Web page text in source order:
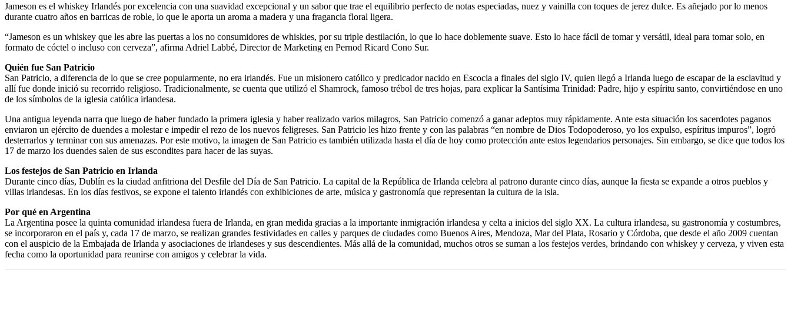
Jameson es el whiskey Irlandés por excelencia con una suavidad excepcional y un sabor que trae el equilibrio perfecto de notas especiadas, nuez y vainilla con toques de jerez dulce. Es añejado por lo menos
durante cuatro años en barricas de roble, lo que le aporta un aroma a madera y una fragancia floral ligera.
“Jameson es un whiskey que les abre las puertas a los no consumidores de whiskies, por su triple destilación, lo que lo hace doblemente suave. Esto lo hace fácil de tomar y versátil, ideal para tomar solo, en
formato de cóctel o incluso con cerveza”, afirma Adriel Labbé, Director de Marketing en Pernod Ricard Cono Sur.
Quién fue San Patricio
San Patricio, a diferencia de lo que se cree popularmente, no era irlandés. Fue un misionero católico y predicador nacido en Escocia a finales del siglo IV, quien llegó a Irlanda luego de escapar de la esclavitud y
allí fue donde inició su recorrido religioso. Tradicionalmente, se cuenta que utilizó el Shamrock, famoso trébol de tres hojas, para explicar la Santísima Trinidad: Padre, hijo y espíritu santo, convirtiéndose en uno
de los símbolos de la iglesia católica irlandesa.
Una antigua leyenda narra que luego de haber fundado la primera iglesia y haber realizado varios milagros, San Patricio comenzó a ganar adeptos muy rápidamente. Ante esta situación los sacerdotes paganos
enviaron un ejército de duendes a molestar e impedir el rezo de los nuevos feligreses. San Patricio les hizo frente y con las palabras “en nombre de Dios Todopoderoso, yo los expulso, espíritus impuros”, logró
desterrarlos y terminar con sus amenazas. Por este motivo, la imagen de San Patricio es también utilizada hasta el día de hoy como protección ante estos legendarios personajes. Sin embargo, se dice que todos los
17 de marzo los duendes salen de sus escondites para hacer de las suyas.
Los festejos de San Patricio en Irlanda
Durante cinco días, Dublín es la ciudad anfitriona del Desfile del Día de San Patricio. La capital de la República de Irlanda celebra al patrono durante cinco días, aunque la fiesta se expande a otros pueblos y
villas irlandesas. En los días festivos, se expone el talento irlandés con exhibiciones de arte, música y gastronomía que representan la cultura de la isla.
Por qué en Argentina
La Argentina posee la quinta comunidad irlandesa fuera de Irlanda, en gran medida gracias a la importante inmigración irlandesa y celta a inicios del siglo XX. La cultura irlandesa, su gastronomía y costumbres,
se incorporaron en el país y, cada 17 de marzo, se realizan grandes festividades en calles y parques de ciudades como Buenos Aires, Mendoza, Mar del Plata, Rosario y Córdoba, que desde el año 2009 cuentan
con el auspicio de la Embajada de Irlanda y asociaciones de irlandeses y sus descendientes. Más allá de la comunidad, muchos otros se suman a los festejos verdes, brindando con whiskey y cerveza, y viven esta
fecha como la oportunidad para reunirse con amigos y celebrar la vida.